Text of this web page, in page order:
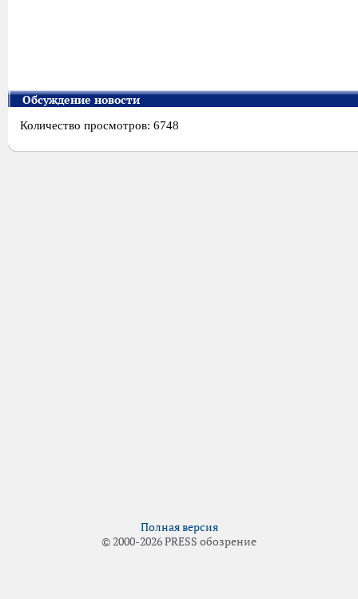
Обсуждение новости
Количество просмотров: 6748
Полная версия
© 2000-2026 PRESS обозрение